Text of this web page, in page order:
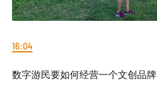
16:04
数字游民要如何经营一个文创品牌